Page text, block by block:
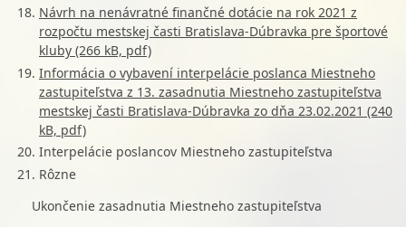
Návrh na nenávratné finančné dotácie na rok 2021 z
rozpočtu mestskej časti Bratislava-Dúbravka pre športové
kluby (266 kB, pdf)
Informácia o vybavení interpelácie poslanca Miestneho
zastupiteľstva z 13. zasadnutia Miestneho zastupiteľstva
mestskej časti Bratislava-Dúbravka zo dňa 23.02.2021 (240
kB, pdf)
Interpelácie poslancov Miestneho zastupiteľstva
Rôzne
Ukončenie zasadnutia Miestneho zastupiteľstva